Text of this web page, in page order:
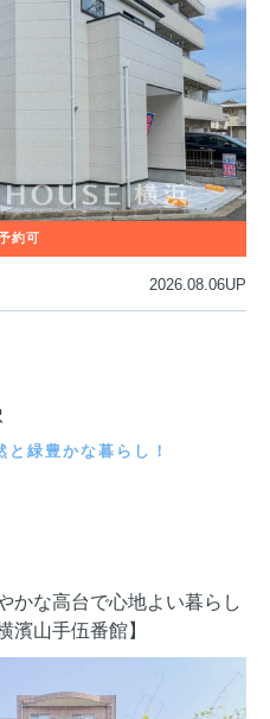
2026.08.06UP
と緑豊かな暮らし！
かな高台で心地よい暮らし
濱山手伍番館】